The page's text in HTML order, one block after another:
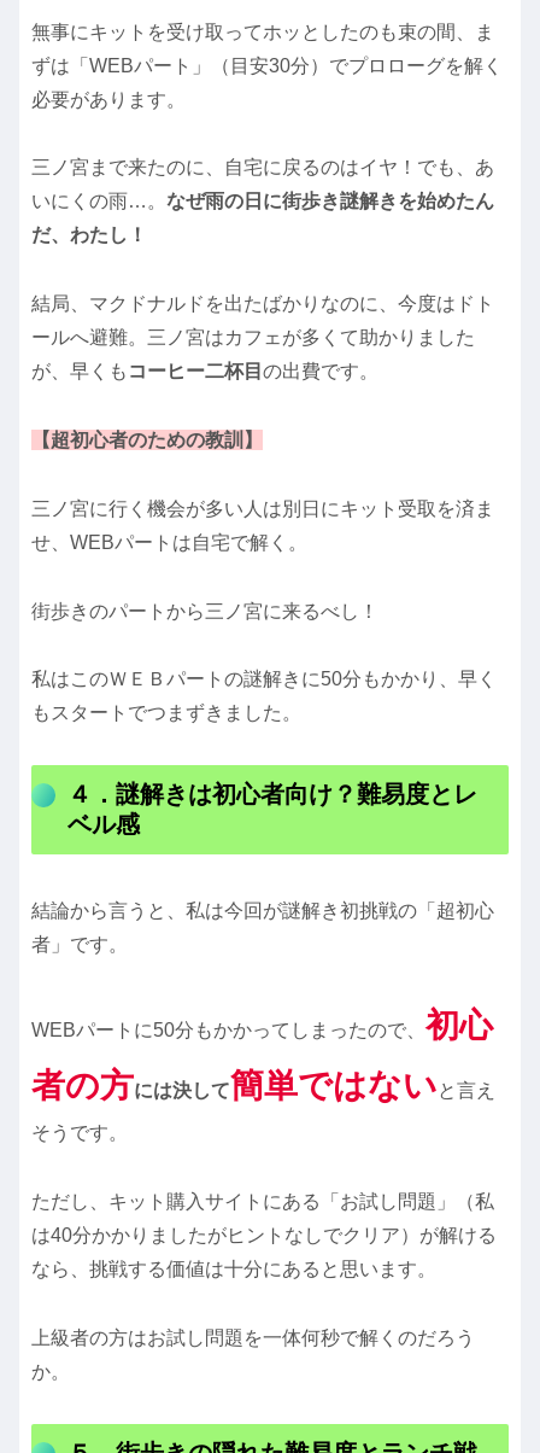
無事にキットを受け取ってホッとしたのも束の間、ま
ずは「WEBパート」（目安30分）でプロローグを解く
必要があります。
三ノ宮まで来たのに、自宅に戻るのはイヤ！でも、あ
いにくの雨…。 なぜ雨の日に街歩き謎解きを始めたん
だ、わたし！
結局、マクドナルドを出たばかりなのに、今度はドト
ールへ避難。三ノ宮はカフェが多くて助かりました
が、早くも コーヒー二杯目 の出費です。
【超初心者のための教訓】
三ノ宮に行く機会が多い人は別日にキット受取を済ま
せ、WEBパートは自宅で解く。
街歩きのパートから三ノ宮に来るべし！
私はこのＷＥＢパートの謎解きに50分もかかり、早く
もスタートでつまずきました。
４．謎解きは初心者向け？難易度とレ
ベル感
結論から言うと、私は今回が謎解き初挑戦の「超初心
者」です。
WEBパートに50分もかかってしまったので、初心
者の方には決して簡単ではないと言え
そうです。
ただし、キット購入サイトにある「お試し問題」（私
は40分かかりましたがヒントなしでクリア）が解ける
なら、挑戦する価値は十分にあると思います。
上級者の方はお試し問題を一体何秒で解くのだろう
か。